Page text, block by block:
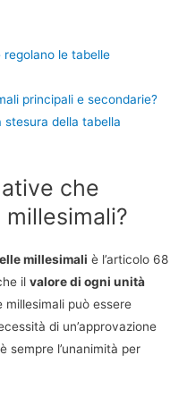
le tabelle
principali e secondarie?
della tabella
che
millesimali è l’articolo 68
il valore di ogni unità
millesimali può essere
di un’approvazione
sempre l’unanimità per